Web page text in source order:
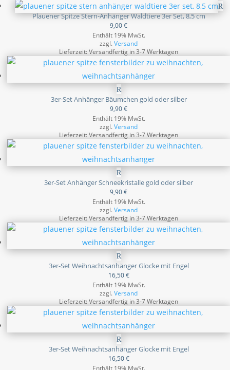
Plauener Spitze Stern-Anhänger Waldtiere 3er Set, 8,5 cm
9,00€
Enthält 19% MwSt.
zzgl.Versand
Lieferzeit: Versandfertig in 3-7 Werktagen
3er-Set Anhänger Bäumchen gold oder silber
9,90€
Enthält 19% MwSt.
zzgl.Versand
Lieferzeit: Versandfertig in 3-7 Werktagen
3er-Set Anhänger Schneekristalle gold oder silber
9,90€
Enthält 19% MwSt.
zzgl.Versand
Lieferzeit: Versandfertig in 3-7 Werktagen
3er-Set Weihnachtsanhänger Glocke mit Engel
16,50€
Enthält 19% MwSt.
zzgl.Versand
Lieferzeit: Versandfertig in 3-7 Werktagen
3er-Set Weihnachtsanhänger Glocke mit Engel
16,50€
Enthält 19% MwSt.